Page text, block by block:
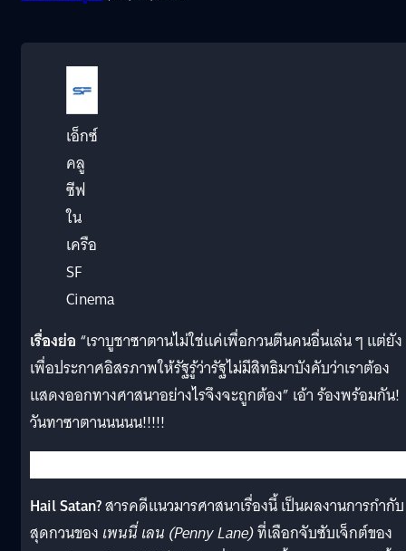
เอ็กซ์
คลู
ซีฟ
ใน
เครือ
SF
Cinema
เรื่องย่อ “เราบูชาซาตานไม่ใช่แค่เพื่อกวนตีนคนอื่นเล่น ๆ แต่ยัง
เพื่อประกาศอิสรภาพให้รัฐรู้ว่ารัฐไม่มีสิทธิมาบังคับว่าเราต้อง
แสดงออกทางศาสนาอย่างไรจึงจะถูกต้อง” เอ้า ร้องพร้อมกัน!
วันทาซาตานนนนน!!!!!
Hail Satan?สารคดีแนวมารศาสนาเรื่องนี้ เป็นผลงานการกำกับ
สุดกวนของเพนนี่ เลน (Penny Lane)ที่เลือกจับซับเจ็กต์ของ